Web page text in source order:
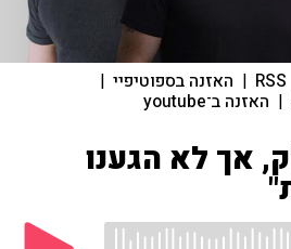
RSS
| האזנה בספוטיפיי |
| האזנה ב־youtube
אך לא הגענו